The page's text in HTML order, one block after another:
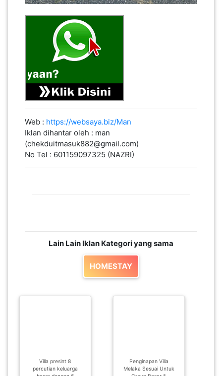
Web : https://websaya.biz/Man
Iklan dihantar oleh : man
(chekduitmasuk882@gmail.com)
No Tel : 601159097325 (NAZRI)
Lain Lain Iklan Kategori yang sama
HOMESTAY
Villa presint 8
percutian keluarga
Penginapan Villa
Melaka Sesuai Untuk